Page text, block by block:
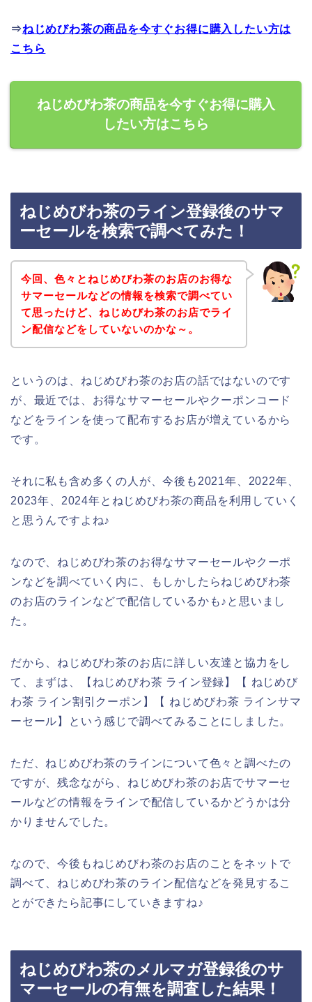
⇒ねじめびわ茶の商品を今すぐお得に購入したい方は
こちら
ねじめびわ茶の商品を今すぐお得に購入
したい方はこちら
ねじめびわ茶のライン登録後のサマ
ーセールを検索で調べてみた！
今回、色々とねじめびわ茶のお店のお得な
サマーセールなどの情報を検索で調べてい
て思ったけど、ねじめびわ茶のお店でライ
ン配信などをしていないのかな～。
というのは、ねじめびわ茶のお店の話ではないのです
が、最近では、お得なサマーセールやクーポンコード
などをラインを使って配布するお店が増えているから
です。
それに私も含め多くの人が、今後も2021年、2022年、
2023年、2024年とねじめびわ茶の商品を利用していく
と思うんですよね♪
なので、ねじめびわ茶のお得なサマーセールやクーポ
ンなどを調べていく内に、もしかしたらねじめびわ茶
のお店のラインなどで配信しているかも♪と思いまし
た。
だから、ねじめびわ茶のお店に詳しい友達と協力をし
て、まずは、【ねじめびわ茶 ライン登録】【 ねじめび
わ茶 ライン割引クーポン】【 ねじめびわ茶 ラインサマ
ーセール】という感じで調べてみることにしました。
ただ、ねじめびわ茶のラインについて色々と調べたの
ですが、残念ながら、ねじめびわ茶のお店でサマーセ
ールなどの情報をラインで配信しているかどうかは分
かりませんでした。
なので、今後もねじめびわ茶のお店のことをネットで
調べて、ねじめびわ茶のライン配信などを発見するこ
とができたら記事にしていきますね♪
ねじめびわ茶のメルマガ登録後のサ
マーセールの有無を調査した結果！